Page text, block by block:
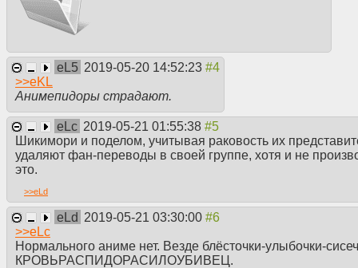
показательное наступление
Историю развития аниме в
Японии заражали этим
Вторая вола — эпоха
развитие. Так как у нас в
делались на чистом
аниме, но читать субтитры
Сейчас началась четвертая
Лицензиаторы пытаются
российское ТВ
eL5 2019-05-20 14:52:23
>>eKL
Анимепидоры страдают.
eLc 2019-05-21 01:55:38
Шикимори и поделом, учитывая раковость их
удаляют фан-переводы в своей группе, хотя и не
это.
>>eLd
eLd 2019-05-21 03:30:00
>>eLc
Нормального аниме нет. Везде блёсточки-улыбочки-
КРОВЬРАСПИДОРАСИЛОУБИВЕЦ.